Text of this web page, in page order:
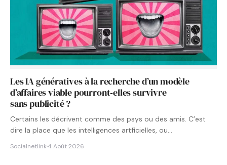
Les IA génératives à la recherche d’un modèle
d’affaires viable pourront‑elles survivre
sans publicité ?
Certains les décrivent comme des psys ou des amis. C’est
dire la place que les intelligences artficielles, ou…
Socialnetlink·4 Août 2026